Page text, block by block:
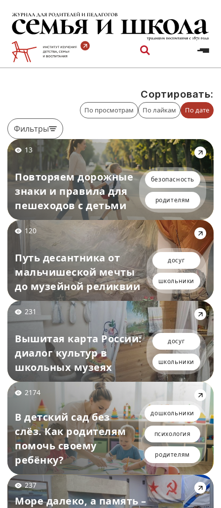
содержимому
Фильтры
Сортировать:
По просмотрам По лайкам По дате
13
безопасность
родителям
Повторяем дорожные
знаки и правила для
пешеходов с детьми
120
досуг
школьники
Путь десантника от
мальчишеской мечты
до музейной реликвии
231
досуг
школьники
Вышитая карта России:
диалог культур в
школьных музеях
2174
дошкольники
психология
родителям
В детский сад без
слёз. Как родителям
помочь своему
ребёнку?
237
Море далеко, а память –